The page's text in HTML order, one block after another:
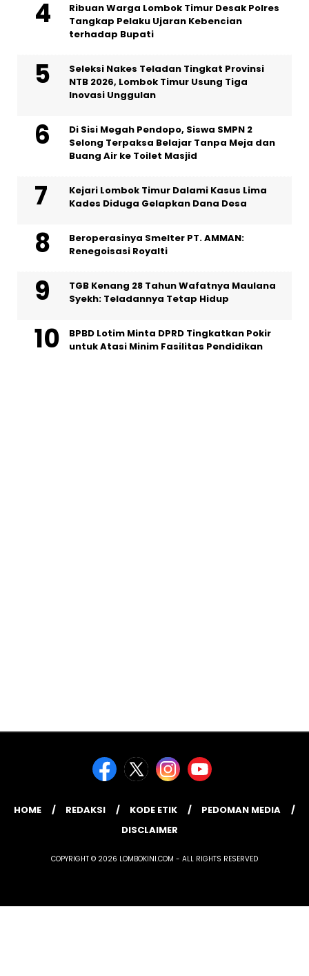
Ribuan Warga Lombok Timur Desak Polres
Tangkap Pelaku Ujaran Kebencian
terhadap Bupati
Seleksi Nakes Teladan Tingkat Provinsi
NTB 2026, Lombok Timur Usung Tiga
Inovasi Unggulan
Di Sisi Megah Pendopo, Siswa SMPN 2
Selong Terpaksa Belajar Tanpa Meja dan
Buang Air ke Toilet Masjid
Kejari Lombok Timur Dalami Kasus Lima
Kades Diduga Gelapkan Dana Desa
Beroperasinya Smelter PT. AMMAN:
Renegoisasi Royalti
TGB Kenang 28 Tahun Wafatnya Maulana
Syekh: Teladannya Tetap Hidup
BPBD Lotim Minta DPRD Tingkatkan Pokir
untuk Atasi Minim Fasilitas Pendidikan
HOME REDAKSI KODE ETIK
PEDOMAN MEDIA
DISCLAIMER
COPYRIGHT © 2026 LOMBOKINI.COM - ALL RIGHTS RESERVED